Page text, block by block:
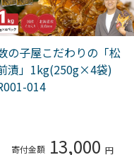
の子屋こだわりの「松
漬」1kg(250g×4袋)
014
13,000